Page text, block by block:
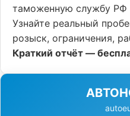
таможенную службу РФ
Узнайте реальный
розыск, ограничения,
Краткий отчёт —